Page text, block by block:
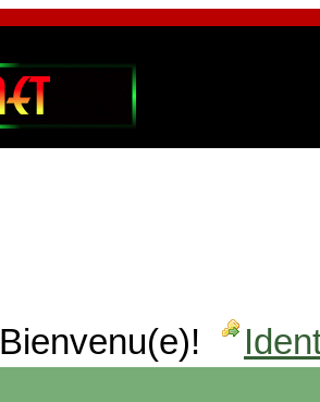
Bienvenu(e)!